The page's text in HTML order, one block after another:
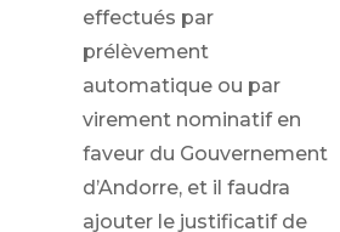
effectués par
prélèvement
automatique ou par
virement nominatif en
faveur du Gouvernement
d’Andorre, et il faudra
ajouter le justificatif de